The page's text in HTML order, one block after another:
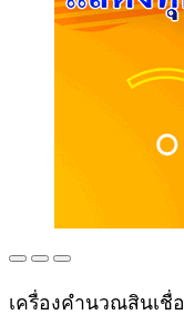
เครื่องคำนวณสินเชื่อ